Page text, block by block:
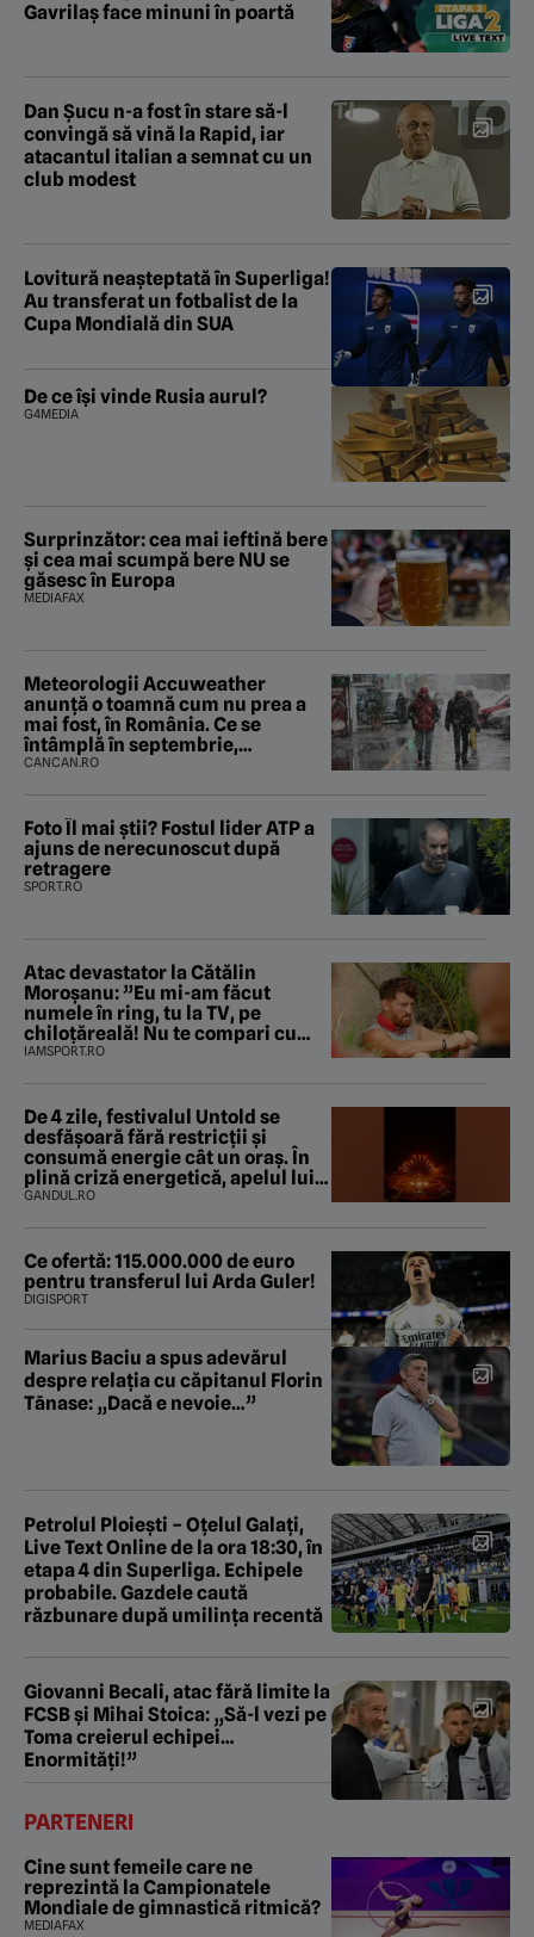
Gavrilaș face minuni în poartă
Dan Șucu n-a fost în stare să-l
convingă să vină la Rapid, iar
atacantul italian a semnat cu un
club modest
Lovitură neașteptată în Superliga!
Au transferat un fotbalist de la
Cupa Mondială din SUA
De ce își vinde Rusia aurul?
G4MEDIA
Surprinzător: cea mai ieftină bere
și cea mai scumpă bere NU se
găsesc în Europa
MEDIAFAX
Meteorologii Accuweather
anunță o toamnă cum nu prea a
mai fost, în România. Ce se
întâmplă în septembrie,
octombrie și noiembrie 2026, în
CANCAN.RO
Foto Îl mai știi? Fostul lider ATP a
ajuns de nerecunoscut după
retragere
SPORT.RO
Atac devastator la Cătălin
Moroșanu: ”Eu mi-am făcut
numele în ring, tu la TV, pe
chiloțăreală! Nu te compari cu
mine”
IAMSPORT.RO
De 4 zile, festivalul Untold se
desfășoară fără restricții și
consumă energie cât un oraș. În
plină criză energetică, apelul lui
Bolojan de economisire a energiei
Boc
GANDUL.RO
Ce ofertă: 115.000.000 de euro
pentru transferul lui Arda Guler!
DIGISPORT
Marius Baciu a spus adevărul
despre relația cu căpitanul Florin
Tānase: „Dacă e nevoie…”
Petrolul Ploiești – Oțelul Galați,
Live Text Online de la ora 18:30, în
etapa 4 din Superliga. Echipele
probabile. Gazdele caută
răzbunare după umilința recentă
Giovanni Becali, atac fără limite la
FCSB și Mihai Stoica: „Să-l vezi pe
Toma creierul echipei…
Enormități!”
PARTENERI
Cine sunt femeile care ne
reprezintă la Campionatele
Mondiale de gimnastică ritmică?
MEDIAFAX